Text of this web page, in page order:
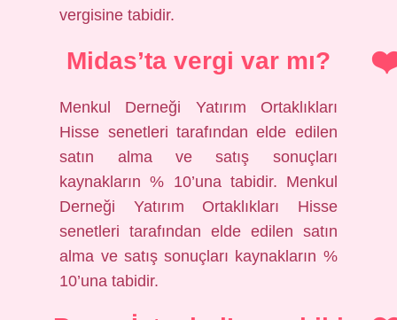
vergisine tabidir.
Midas’ta vergi var mı?
Menkul Derneği Yatırım Ortaklıkları
Hisse senetleri tarafından elde edilen
satın alma ve satış sonuçları
kaynakların % 10’una tabidir. Menkul
Derneği Yatırım Ortaklıkları Hisse
senetleri tarafından elde edilen satın
alma ve satış sonuçları kaynakların %
10’una tabidir.